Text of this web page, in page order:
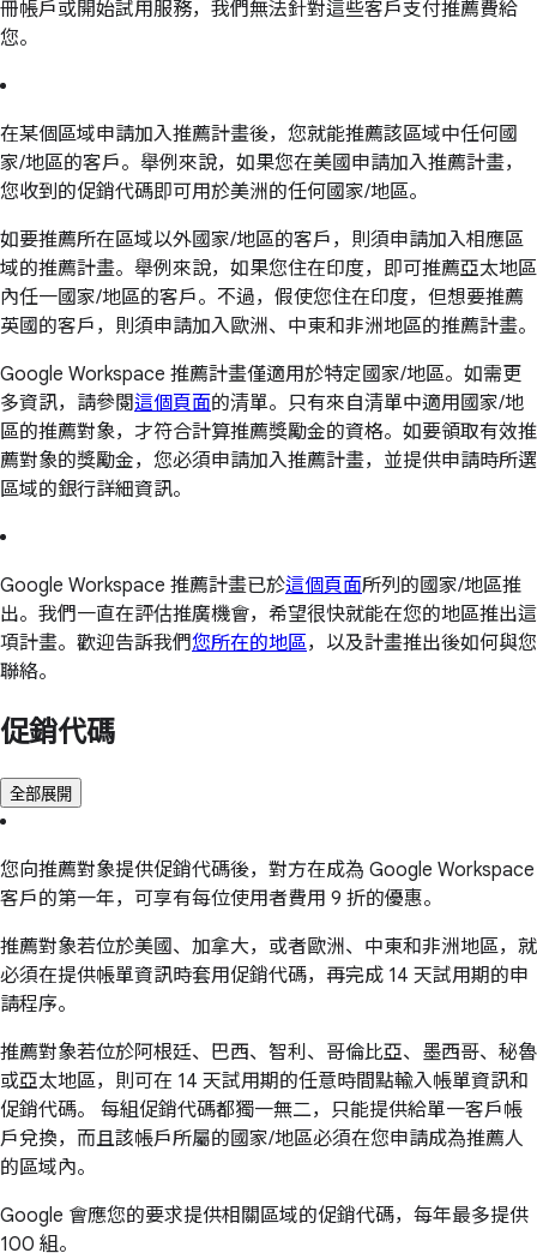
冊帳戶或開始試用服務，我們無法針對這些客戶支付推薦費給
您。
在某個區域申請加入推薦計畫後，您就能推薦該區域中任何國
家/地區的客戶。舉例來說，如果您在美國申請加入推薦計畫，
您收到的促銷代碼即可用於美洲的任何國家/地區。
如要推薦所在區域以外國家/地區的客戶，則須申請加入相應區
域的推薦計畫。舉例來說，如果您住在印度，即可推薦亞太地區
內任一國家/地區的客戶。不過，假使您住在印度，但想要推薦
英國的客戶，則須申請加入歐洲、中東和非洲地區的推薦計畫。
Google Workspace 推薦計畫僅適用於特定國家/地區。如需更
多資訊，請參閱這個頁面的清單。只有來自清單中適用國家/地
區的推薦對象，才符合計算推薦獎勵金的資格。如要領取有效推
薦對象的獎勵金，您必須申請加入推薦計畫，並提供申請時所選
區域的銀行詳細資訊。
Google Workspace 推薦計畫已於這個頁面所列的國家/地區推
出。我們一直在評估推廣機會，希望很快就能在您的地區推出這
項計畫。歡迎告訴我們您所在的地區，以及計畫推出後如何與您
聯絡。
促銷代碼
全部展開
您向推薦對象提供促銷代碼後，對方在成為 Google Workspace
客戶的第一年，可享有每位使用者費用 9 折的優惠。
推薦對象若位於美國、加拿大，或者歐洲、中東和非洲地區，就
必須在提供帳單資訊時套用促銷代碼，再完成 14 天試用期的申
請程序。
推薦對象若位於阿根廷、巴西、智利、哥倫比亞、墨西哥、秘魯
或亞太地區，則可在 14 天試用期的任意時間點輸入帳單資訊和
促銷代碼。 每組促銷代碼都獨一無二，只能提供給單一客戶帳
戶兌換，而且該帳戶所屬的國家/地區必須在您申請成為推薦人
的區域內。
Google 會應您的要求提供相關區域的促銷代碼，每年最多提供
100 組。